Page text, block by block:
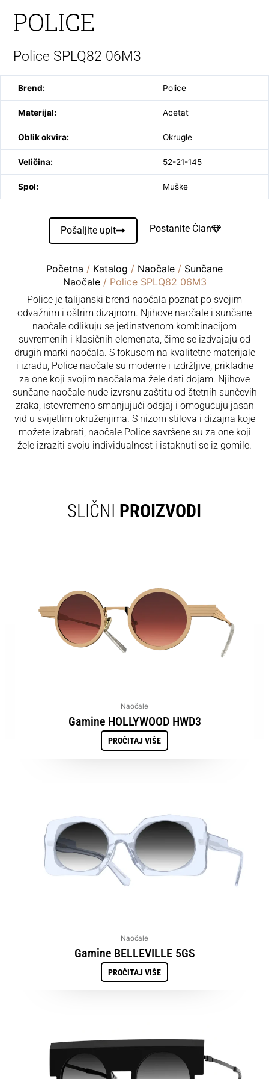
POLICE
Police SPLQ82 06M3
Brend: Police
Materijal: Acetat
Oblik okvira: Okrugle
Veličina: 52-21-145
Spol: Muške
Pošaljite upit Postanite Član
Početna / Katalog / Naočale / Sunčane
Naočale/ Police SPLQ82 06M3
Police je talijanski brend naočala poznat po svojim
odvažnim i oštrim dizajnom. Njihove naočale i sunčane
naočale odlikuju se jedinstvenom kombinacijom
suvremenih i klasičnih elemenata, čime se izdvajaju od
drugih marki naočala. S fokusom na kvalitetne materijale
i izradu, Police naočale su moderne i izdržljive, prikladne
za one koji svojim naočalama žele dati dojam. Njihove
sunčane naočale nude izvrsnu zaštitu od štetnih sunčevih
zraka, istovremeno smanjujući odsjaj i omogućuju jasan
vid u svijetlim okruženjima. S nizom stilova i dizajna koje
možete izabrati, naočale Police savršene su za one koji
žele izraziti svoju individualnost i istaknuti se iz gomile.
SLIČNI PROIZVODI
Naočale
Gamine HOLLYWOOD HWD3
PROČITAJ VIŠE
Naočale
Gamine BELLEVILLE 5GS
PROČITAJ VIŠE